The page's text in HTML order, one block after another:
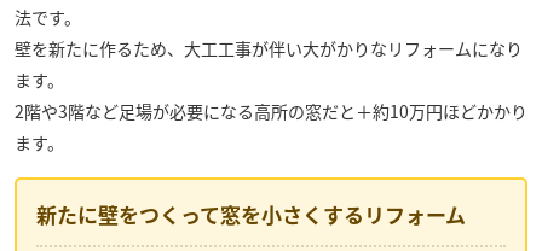
法です。
壁を新たに作るため、大工工事が伴い大がかりなリフォームになり
ます。
2階や3階など足場が必要になる高所の窓だと＋約10万円ほどかかり
ます。
新たに壁をつくって窓を小さくするリフォーム